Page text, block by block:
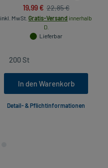
19,99 € 22,85 €
inkl. MwSt. Gratis-Versand innerhalb
D.
Lieferbar
In den Warenkorb
Detail- & Pflichtinformationen